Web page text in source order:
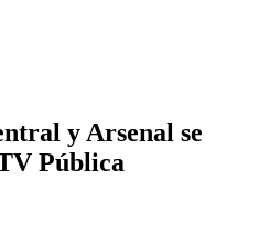
y Arsenal se
Pública